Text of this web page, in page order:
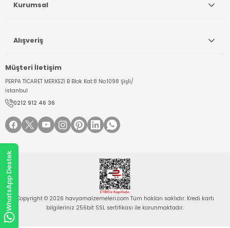
Müşteri İletişim
PERPA TİCARET MERKEZİ B Blok Kat:8 No:1098 Şişli/
İstanbul
0212 912 46 36
Kurumsal
Alışveriş
Copyright © 2026 havyamalzemeleri.com Tüm hakları saklıdır. Kredi kartı
bilgileriniz 256bit SSL sertifikası ile korunmaktadır.
WhatsApp Destek